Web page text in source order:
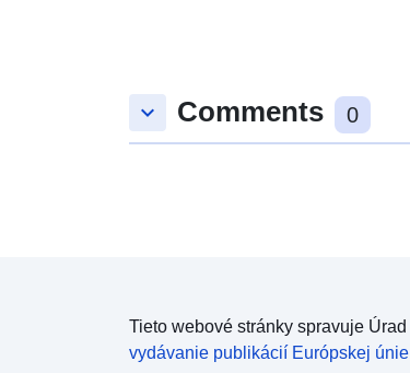
keyboard_arrow_down Comments 0
Tieto webové stránky spravuje Úrad
vydávanie publikácií Európskej únie